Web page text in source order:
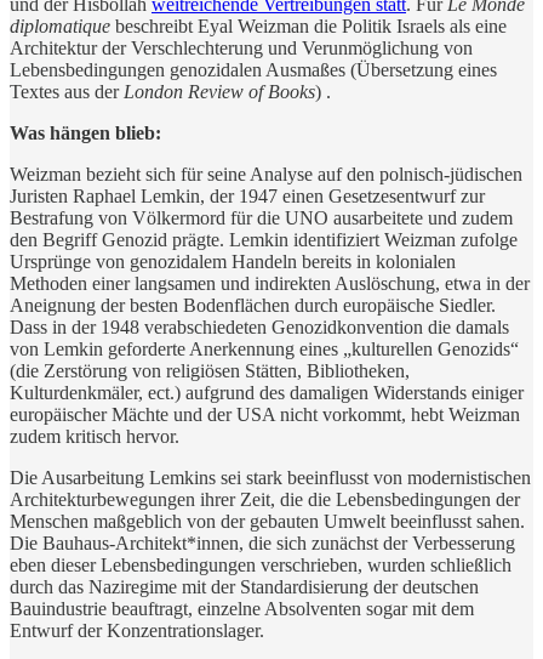
diplomatique beschreibt Eyal Weizman die Politik Israels als eine
Architektur der Verschlechterung und Verunmöglichung von
Lebensbedingungen genozidalen Ausmaßes (Übersetzung eines
Textes aus der London Review of Books) .
Was hängen blieb:
Weizman bezieht sich für seine Analyse auf den polnisch-jüdischen
Juristen Raphael Lemkin, der 1947 einen Gesetzesentwurf zur
Bestrafung von Völkermord für die UNO ausarbeitete und zudem
den Begriff Genozid prägte. Lemkin identifiziert Weizman zufolge
Ursprünge von genozidalem Handeln bereits in kolonialen
Methoden einer langsamen und indirekten Auslöschung, etwa in der
Aneignung der besten Bodenflächen durch europäische Siedler.
Dass in der 1948 verabschiedeten Genozidkonvention die damals
von Lemkin geforderte Anerkennung eines „kulturellen Genozids“
(die Zerstörung von religiösen Stätten, Bibliotheken,
Kulturdenkmäler, ect.) aufgrund des damaligen Widerstands einiger
europäischer Mächte und der USA nicht vorkommt, hebt Weizman
zudem kritisch hervor.
Die Ausarbeitung Lemkins sei stark beeinflusst von modernistischen
Architekturbewegungen ihrer Zeit, die die Lebensbedingungen der
Menschen maßgeblich von der gebauten Umwelt beeinflusst sahen.
Die Bauhaus-Architekt*innen, die sich zunächst der Verbesserung
eben dieser Lebensbedingungen verschrieben, wurden schließlich
durch das Naziregime mit der Standardisierung der deutschen
Bauindustrie beauftragt, einzelne Absolventen sogar mit dem
Entwurf der Konzentrationslager.